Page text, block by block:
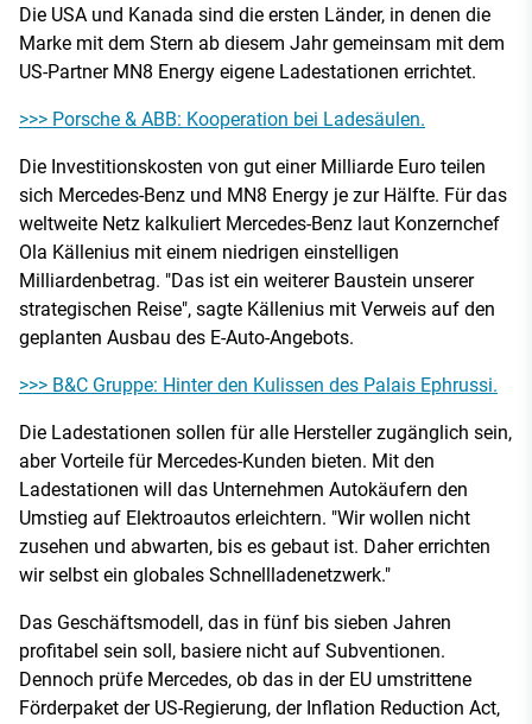
Die USA und Kanada sind die ersten Länder, in denen die
Marke mit dem Stern ab diesem Jahr gemeinsam mit dem
US-Partner MN8 Energy eigene Ladestationen errichtet.
>>> Porsche & ABB: Kooperation bei Ladesäulen.
Die Investitionskosten von gut einer Milliarde Euro teilen
sich Mercedes-Benz und MN8 Energy je zur Hälfte. Für das
weltweite Netz kalkuliert Mercedes-Benz laut Konzernchef
Ola Källenius mit einem niedrigen einstelligen
Milliardenbetrag. "Das ist ein weiterer Baustein unserer
strategischen Reise", sagte Källenius mit Verweis auf den
geplanten Ausbau des E-Auto-Angebots.
>>> B&C Gruppe: Hinter den Kulissen des Palais Ephrussi.
Die Ladestationen sollen für alle Hersteller zugänglich sein,
aber Vorteile für Mercedes-Kunden bieten. Mit den
Ladestationen will das Unternehmen Autokäufern den
Umstieg auf Elektroautos erleichtern. "Wir wollen nicht
zusehen und abwarten, bis es gebaut ist. Daher errichten
wir selbst ein globales Schnellladenetzwerk."
Das Geschäftsmodell, das in fünf bis sieben Jahren
profitabel sein soll, basiere nicht auf Subventionen.
Dennoch prüfe Mercedes, ob das in der EU umstrittene
Förderpaket der US-Regierung, der Inflation Reduction Act,